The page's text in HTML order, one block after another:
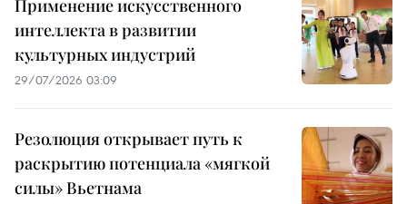
Применение искусственного
интеллекта в развитии
культурных индустрий
29/07/2026 03:09
Резолюция открывает путь к
раскрытию потенциала «мягкой
силы» Вьетнама